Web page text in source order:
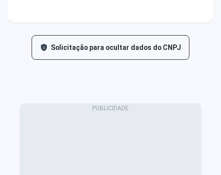
Solicitação para ocultar dados do CNPJ